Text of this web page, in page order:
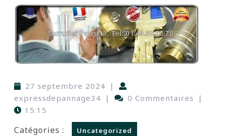
27 septembre 2024 |
expressdepannage34 | 0 Commentaires
|
15:15
Catégories : Uncategorized